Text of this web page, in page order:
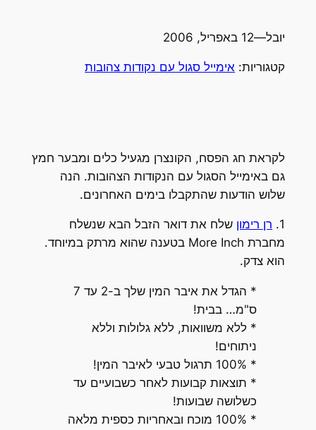
יובל—12 באפריל, 2006
קטגוריות: אימייל סגול עם נקודות צהובות
לקראת חג הפסח, הקונצרן מגעיל כלים ומבער חמץ
גם באימייל הסגול עם הנקודות הצהובות. הנה
שלוש הודעות שהתקבלו בימים האחרונים.
1. רן רימון שלח את דואר הזבל הבא שנשלח
מחברת More Inch בטענה שהוא מרתק במיוחד.
הוא צדק.
* הגדל את איבר המין שלך ב-2 עד 7
ס"מ… בבית!
* ללא משוואות, ללא גלולות וללא
ניתוחים!
* 100% תרגול טבעי לאיבר המין!
* תוצאות קבועות לאחר כשבועיים עד
כשלושה שבועות!
* 100% מוכח ובאחריות כספית מלאה